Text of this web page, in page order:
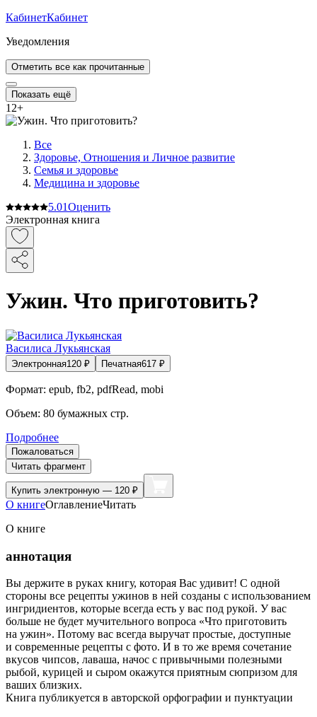
КабинетКабинет
Уведомления
Отметить все как прочитанные
Показать ещё
12+
Все
Здоровье, Отношения и Личное развитие
Семья и здоровье
Медицина и здоровье
5.01Оценить
Электронная книга
Ужин. Что приготовить?
Василиса Лукьянская
Электронная120 ₽ Печатная617 ₽
Формат: epub, fb2, pdfRead, mobi
Объем: 80 бумажных стр.
Подробнее
Пожаловаться
Читать фрагмент
Купить электронную — 120 ₽
О книгеОглавлениеЧитать
О книге
аннотация
Вы держите в руках книгу, которая Вас удивит! С одной
стороны все рецепты ужинов в ней созданы с использованием
ингридиентов, которые всегда есть у вас под рукой. У вас
больше не будет мучительного вопроса «Что приготовить
на ужин». Потому вас всегда выручат простые, доступные
и современные рецепты с фото. И в то же время сочетание
вкусов чипсов, лаваша, начос с привычными полезными
рыбой, курицей и сыром окажутся приятным сюпризом для
ваших близких.
Книга публикуется в авторской орфографии и пунктуации